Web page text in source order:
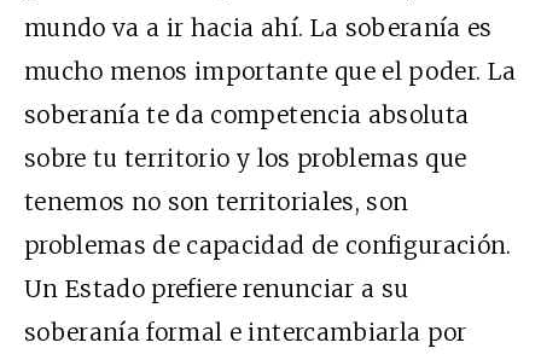
mundo va a ir hacia ahí. La soberanía es
mucho menos importante que el poder. La
soberanía te da competencia absoluta
sobre tu territorio y los problemas que
tenemos no son territoriales, son
problemas de capacidad de configuración.
Un Estado prefiere renunciar a su
soberanía formal e intercambiarla por